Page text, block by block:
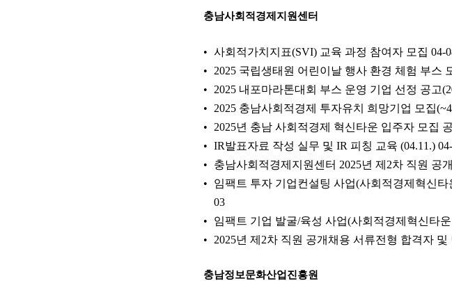
충남사회적경제지원센터
사회적가치지표(SVI) 교육 과정 참여자 모집 04-
2025 국립생태원 어린이날 행사 환경 체험 부스
2025 내포마라톤대회 부스 운영 기업 선정 공고
2025 충남사회적경제 투자유치 희망기업 모집
2025년 충남 사회적경제 혁신타운 입주자 모집
IR발표자료 작성 실무 및 IR 피칭 교육 (04.11.)
충남사회적경제지원센터 2025년 제2차 직원 공
임팩트 투자 기업컨설팅 사업(사회적경제혁신
03
임팩트 기업 발굴/육성 사업(사회적경제혁신타
2025년 제2차 직원 공개채용 서류전형 합격자 및
충남정보문화산업진흥원